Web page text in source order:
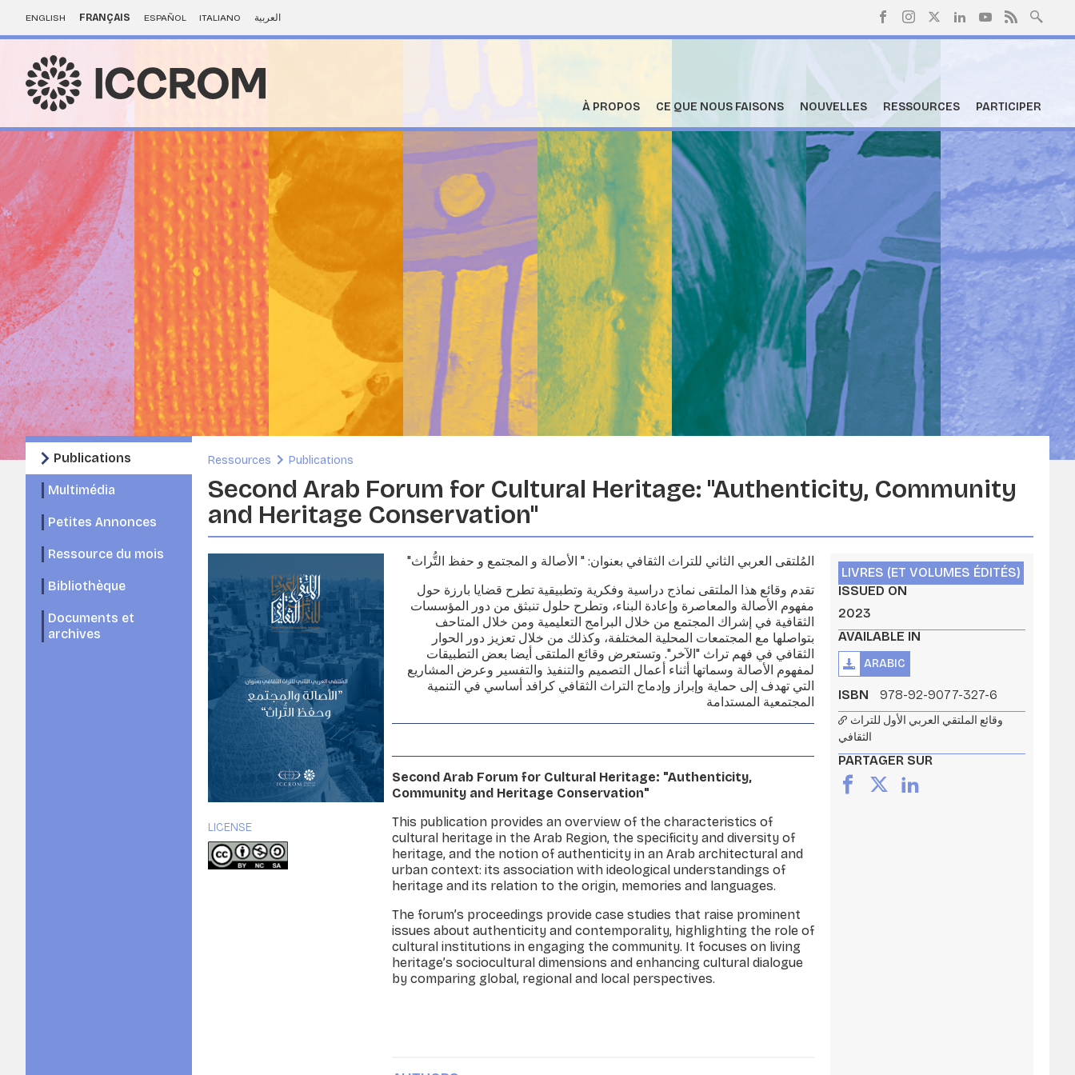
ENGLISH FRANÇAIS ESPAÑOL ITALIANO العربية
À PROPOS CE QUE NOUS FAISONS NOUVELLES RESSOURCES PARTICIPER
Publications
Multimédia
Petites Annonces
Ressource du mois
Bibliothèque
Documents et
archives
Ressources Publications
Second Arab Forum for Cultural Heritage: "Authenticity, Community
and Heritage Conservation"
LICENSE
المُلتقى العربي الثاني للتراث الثقافي بعنوان: " الأصالة و المجتمع و حفظ التُّراث"
تقدم وقائع هذا الملتقى نماذج دراسية وفكرية وتطبيقية تطرح قضايا بارزة حول
مفهوم الأصالة والمعاصرة وإعادة البناء، وتطرح حلول تنبثق من دور المؤسسات
الثقافية في إشراك المجتمع من خلال البرامج التعليمية ومن خلال المتاحف
بتواصلها مع المجتمعات المحلية المختلفة، وكذلك من خلال تعزيز دور الحوار
الثقافي في فهم تراث "الآخر". وتستعرض وقائع الملتقى أيضا بعض التطبيقات
لمفهوم الأصالة وسماتها أثناء أعمال التصميم والتنفيذ والتفسير وعرض المشاريع
التي تهدف إلى حماية وإبراز وإدماج التراث الثقافي كرافد أساسي في التنمية
المجتمعية المستدامة
Second Arab Forum for Cultural Heritage: "Authenticity,
Community and Heritage Conservation"
This publication provides an overview of the characteristics of
cultural heritage in the Arab Region, the specificity and diversity of
heritage, and the notion of authenticity in an Arab architectural and
urban context: its association with ideological understandings of
heritage and its relation to the origin, memories and languages.
The forum’s proceedings provide case studies that raise prominent
issues about authenticity and contemporality, highlighting the role of
cultural institutions in engaging the community. It focuses on living
heritage’s sociocultural dimensions and enhancing cultural dialogue
by comparing global, regional and local perspectives.
LIVRES (ET VOLUMES ÉDITÉS)
ISSUED ON
2023
AVAILABLE IN
ARABIC
ISBN 978-92-9077-327-6
وقائع الملتقي العربي الأول للتراث
الثقافي
PARTAGER SUR